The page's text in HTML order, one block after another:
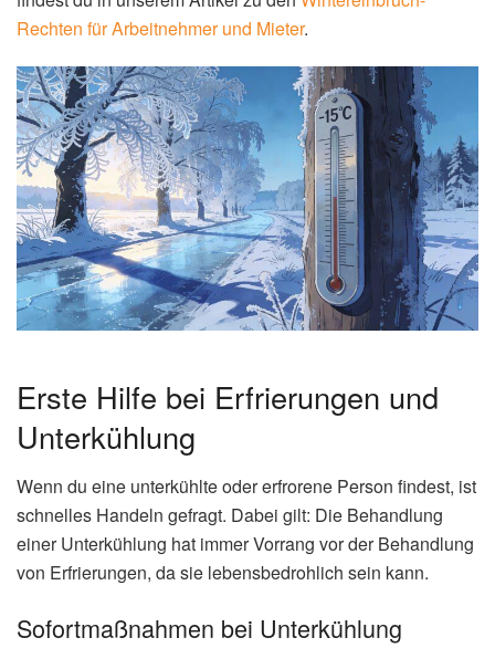
Handschuhe und dicke Socken:
Aufenthalte minimieren:
Längere Zeit im Freien
vermeiden
Bewegung:Regelmäßige Bewegung fördert die
Durchblutung
Schutz für Haus und Auto
Wasserleitungen:Außenleitungen entleeren, Zähler
isolieren
Frostschutzmittel: Scheibenwaschanlage und
Kühlsystem prüfen
Türschlösser:Mit Graphit oder Enteiser-Spray
behandeln
Pflanzen:Empfindliche Gewächse mit Vlies oder
Mulch abdecken
Weitere Informationen zu deinen Rechten bei Winterwetter